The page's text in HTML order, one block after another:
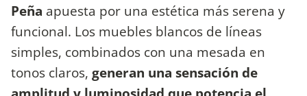
Peña apuesta por una estética más serena y
funcional. Los muebles blancos de líneas
simples, combinados con una mesada en
tonos claros, generan una sensación de